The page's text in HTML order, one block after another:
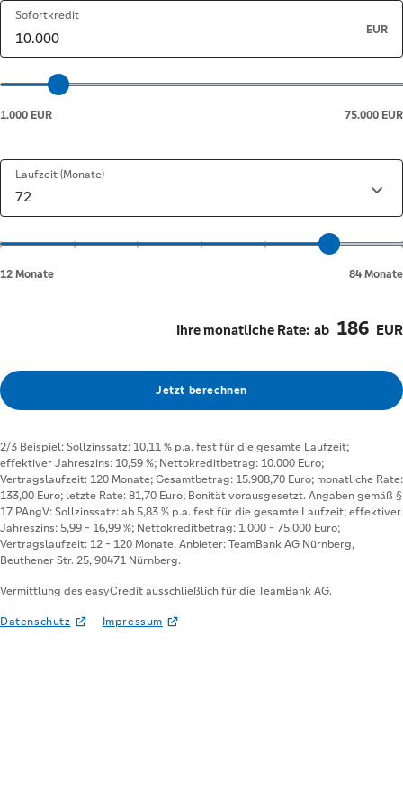
Vermittlung des easyCredit ausschließlich für die TeamBank AG.
Datenschutz Impressum